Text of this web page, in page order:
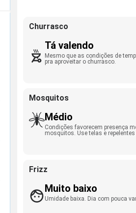
Churrasco
Tá valendo
Mesmo que as condições de
pra aproveitar o churrasco.
Mosquitos
Médio
Condições favorecem presença
mosquitos. Use telas e
Frizz
Muito baixo
Umidade baixa. Dia com pouca